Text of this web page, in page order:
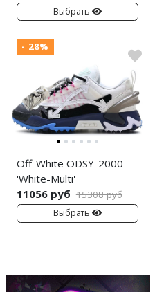
Выбрать
- 28%
Off-White ODSY-2000
'White-Multi'
11056 руб 15308 руб
Выбрать